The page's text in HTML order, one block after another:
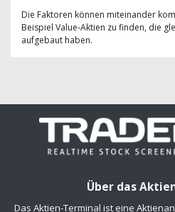
Die Faktoren können miteinander
Beispiel Value-Aktien zu finden, die
aufgebaut haben.
Über das
Das Aktien-Terminal ist eine